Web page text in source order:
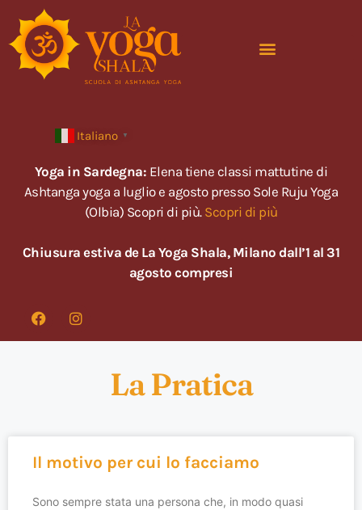
Italiano ▼
Yoga in Sardegna: Elena tiene classi mattutine di
Ashtanga yoga a luglio e agosto presso Sole Ruju Yoga
(Olbia) Scopri di più. Scopri di più
Chiusura estiva de La Yoga Shala, Milano dall’1 al 31
agosto compresi
La Pratica
Il motivo per cui lo facciamo
Sono sempre stata una persona che, in modo quasi